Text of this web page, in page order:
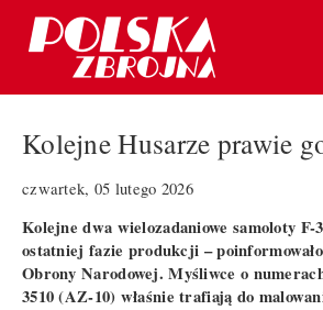
Kolejne Husarze prawie
czwartek, 05 lutego 2026
Kolejne dwa wielozadaniowe samoloty
ostatniej fazie produkcji –
Obrony Narodowej. Myśliwce o
3510 (AZ-10) właśnie trafiają do